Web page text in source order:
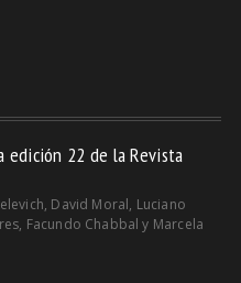
edición 22 de la Revista
David Moral, Luciano
Facundo Chabbal y Marcela